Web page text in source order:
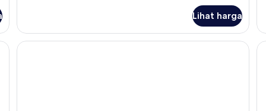
Suite,
pemandangan
laut
Lihat harga